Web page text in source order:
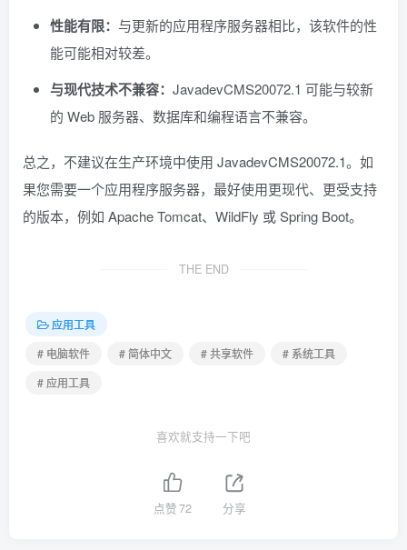
性能有限： 与更新的应用程序服务器相比，该软件的性
能可能相对较差。
与现代技术不兼容： JavadevCMS20072.1 可能与较新
的 Web 服务器、数据库和编程语言不兼容。
总之，不建议在生产环境中使用 JavadevCMS20072.1。如
果您需要一个应用程序服务器，最好使用更现代、更受支持
的版本，例如 Apache Tomcat、WildFly 或 Spring Boot。
THE END
应用工具
# 电脑软件
# 简体中文 # 共享软件
# 系统工具
# 应用工具
喜欢就支持一下吧
点赞72 分享